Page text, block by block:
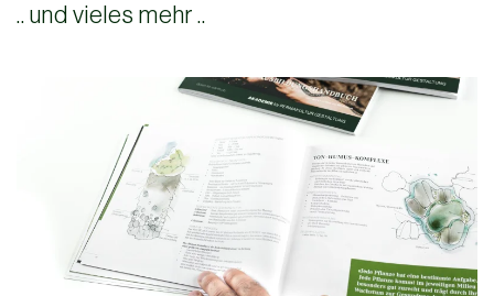
.. und vieles mehr ..